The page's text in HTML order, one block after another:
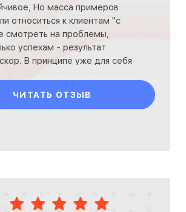
Но масса примеров
относиться к клиентам "с
смотреть на проблемы,
успехам - результат
В принципе уже для себя
ЧИТАТЬ ОТЗЫВ